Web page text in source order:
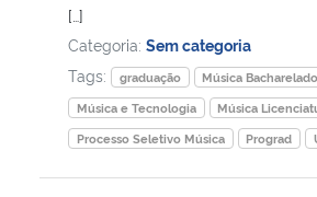
Ministério do Turismo
Ministério do Desenvolvimento Regional
[…]
Categoria: Sem categoria
Tags:
graduação
Música Bacharelado
Música e Tecnologia
Música
Processo Seletivo Música
Prograd